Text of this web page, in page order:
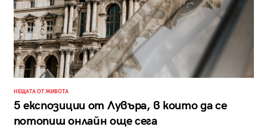
НЕЩАТА ОТ ЖИВОТА
5 експозиции от Лувъра, в които да се
потопиш онлайн още сега